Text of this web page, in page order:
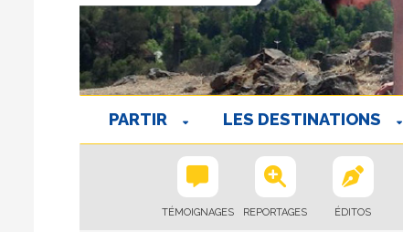
PARTIR LES DESTINATIONS
TÉMOIGNAGES REPORTAGES ÉDITOS